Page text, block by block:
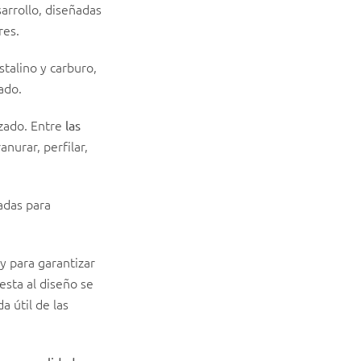
diseñadas
y carburo,
Entre las
perfilar,
para
para garantizar
al diseño se
útil de las